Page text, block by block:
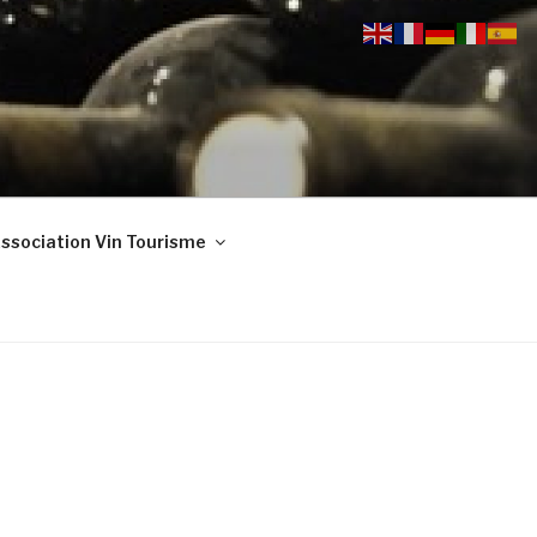
Vin Tourisme